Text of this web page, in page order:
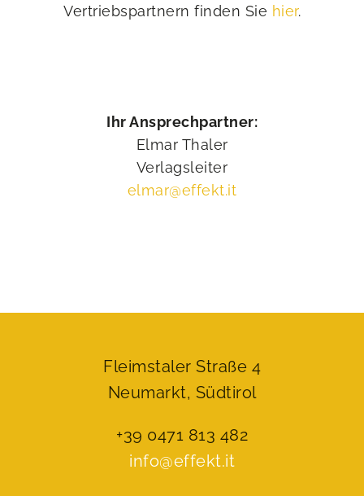
Vertriebspartnern finden Sie hier.
Ihr Ansprechpartner:
Elmar Thaler
Verlagsleiter
elmar@effekt.it
Fleimstaler Straße 4
Neumarkt, Südtirol
+39 0471 813 482
info@effekt.it